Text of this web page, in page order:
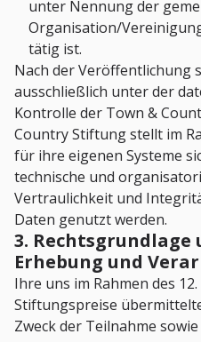
unter Nennung der
Organisation/
tätig ist.
Nach der Veröffentlichung
ausschließlich unter der
Kontrolle der Town &
Country Stiftung stellt im
für ihre eigenen Systeme
technische und
Vertraulichkeit und
Daten genutzt werden.
3. Rechtsgrundlage
Erhebung und
Ihre uns im Rahmen des
Stiftungspreise
Zweck der Teilnahme